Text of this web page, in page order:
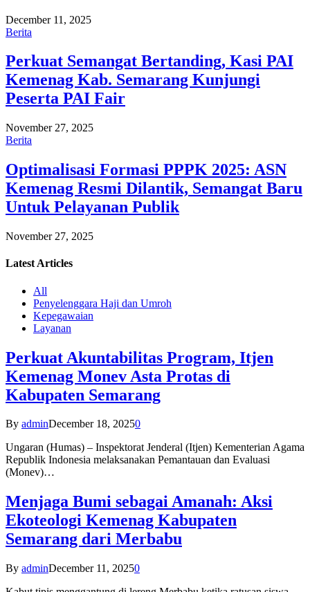
December 11, 2025
Berita
Perkuat Semangat Bertanding, Kasi PAI
Kemenag Kab. Semarang Kunjungi
Peserta PAI Fair
November 27, 2025
Berita
Optimalisasi Formasi PPPK 2025: ASN
Kemenag Resmi Dilantik, Semangat Baru
Untuk Pelayanan Publik
November 27, 2025
Latest Articles
All
Penyelenggara Haji dan Umroh
Kepegawaian
Layanan
Perkuat Akuntabilitas Program, Itjen
Kemenag Monev Asta Protas di
Kabupaten Semarang
By adminDecember 18, 20250
Ungaran (Humas) – Inspektorat Jenderal (Itjen) Kementerian Agama
Republik Indonesia melaksanakan Pemantauan dan Evaluasi
(Monev)…
Menjaga Bumi sebagai Amanah: Aksi
Ekoteologi Kemenag Kabupaten
Semarang dari Merbabu
By adminDecember 11, 20250